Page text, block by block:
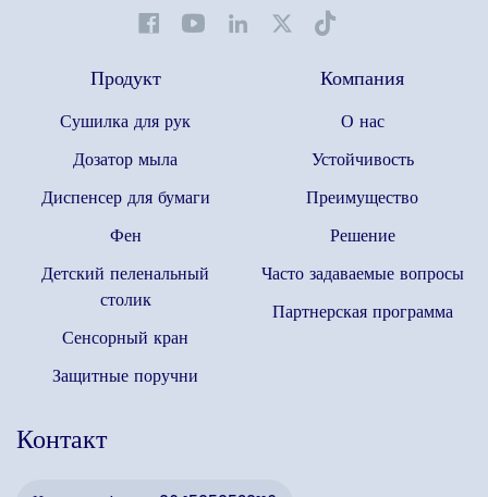
Продукт
Сушилка для рук
Дозатор мыла
Диспенсер для бумаги
Фен
Детский пеленальный
столик
Сенсорный кран
Защитные поручни
Компания
О нас
Устойчивость
Преимущество
Решение
Часто задаваемые вопросы
Партнерская программа
Контакт